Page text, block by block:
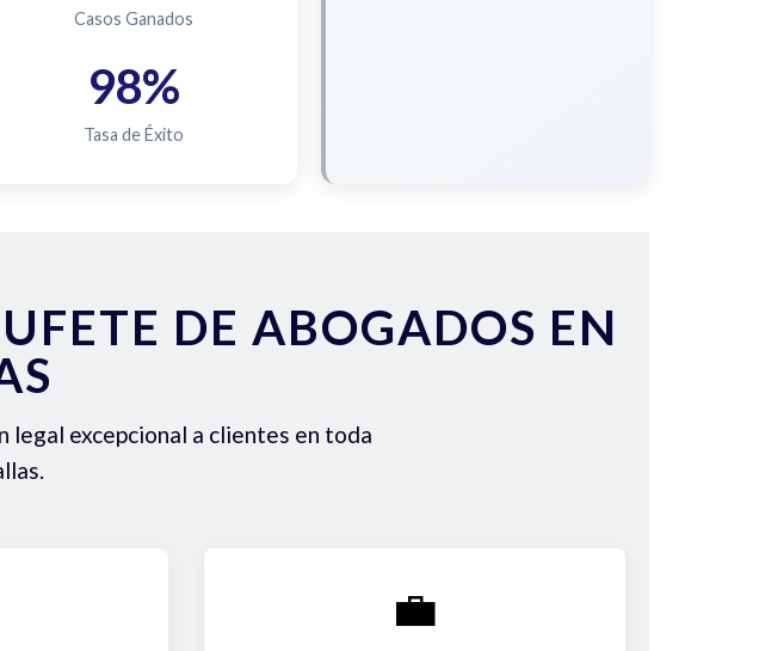
Casos Ganados
98%
Tasa de Éxito
DE ABOGADOS EN
legal excepcional a clientes en toda
💼